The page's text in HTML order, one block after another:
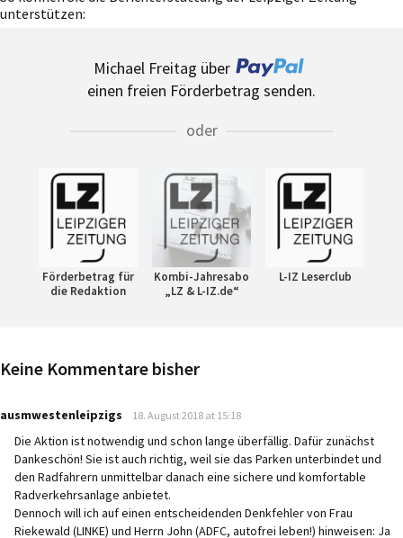
unterstützen:
Michael Freitag über
einen freien Förderbetrag senden.
oder
Förderbetrag für
die Redaktion
Kombi-Jahresabo
„LZ & L-IZ.de“
L-IZ Leserclub
Keine Kommentare bisher
ausmwestenleipzigs says:
18. August 2018 at 15:18
Die Aktion ist notwendig und schon lange überfällig. Dafür zunächst
Dankeschön! Sie ist auch richtig, weil sie das Parken unterbindet und
den Radfahrern unmittelbar danach eine sichere und komfortable
Radverkehrsanlage anbietet.
Dennoch will ich auf einen entscheidenden Denkfehler von Frau
Riekewald (LINKE) und Herrn John (ADFC, autofrei leben!) hinweisen: Ja